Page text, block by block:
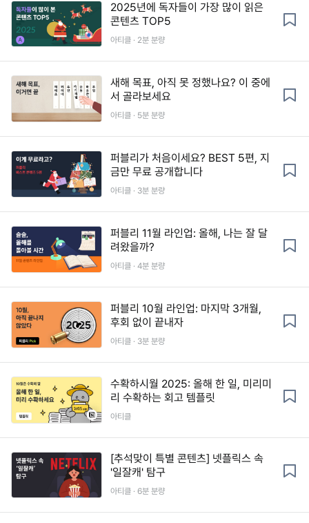
2025년에 독자들이 가장 많이 읽은
콘텐츠 TOP5
아티클 · 2분 분량
새해 목표, 아직 못 정했나요? 이 중에
서 골라보세요
아티클 · 5분 분량
퍼블리가 처음이세요? BEST 5편, 지
금만 무료 공개합니다
아티클 · 3분 분량
퍼블리 11월 라인업: 올해, 나는 잘 달
려왔을까?
아티클 · 4분 분량
퍼블리 10월 라인업: 마지막 3개월,
후회 없이 끝내자
아티클 · 3분 분량
수확하시월 2025: 올해 한 일, 미리미
리 수확하는 회고 템플릿
아티클
[추석맞이 특별 콘텐츠] 넷플릭스 속
'일잘캐' 탐구
아티클 · 6분 분량